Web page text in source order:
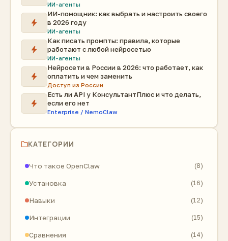
ИИ-агенты
ИИ-помощник: как выбрать и настроить своего
в 2026 году
ИИ-агенты
Как писать промпты: правила, которые
работают с любой нейросетью
ИИ-агенты
Нейросети в России в 2026: что работает, как
оплатить и чем заменить
Доступ из России
Есть ли API у КонсультантПлюс и что делать,
если его нет
Enterprise / NemoClaw
КАТЕГОРИИ
Что такое OpenClaw (8)
Установка (16)
Навыки (12)
Интеграции (15)
Сравнения (14)